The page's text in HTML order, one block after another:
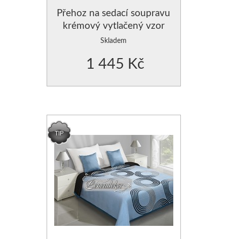
Přehoz na sedací soupravu
krémový vytlačený vzor
-3dílný
Skladem
1 445 Kč